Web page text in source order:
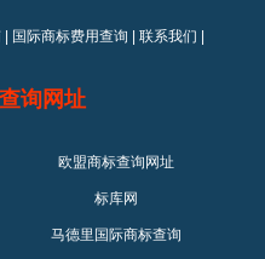
| 国际商标费用查询 联系我们
询网址
欧盟商标查询网址
标库网
马德里国际商标查询